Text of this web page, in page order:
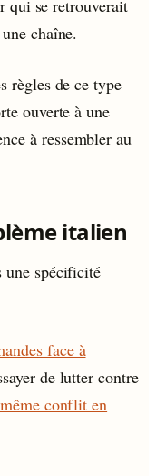
qui se retrouverait
chaîne.
règles de ce type
ouverte à une
à ressembler au
italien
une spécificité
face à
de lutter contre
conflit en